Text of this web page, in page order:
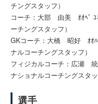
チングスタッフ）
コーチ：大部 由美 ｵｵﾍﾞ ﾕ
ーチングスタッフ）
GKコーチ：大橋 昭好 ｵｵﾊ
ナルコーチングスタッフ）
フィジカルコーチ：広瀬
ナショナルコーチングスタッ
選手